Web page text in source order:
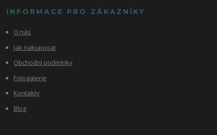
INFORMACE PRO ZÁKAZNÍKY
O nás
Jak nakupovat
Obchodní podmínky
Fotogalerie
Kontakty
Blog